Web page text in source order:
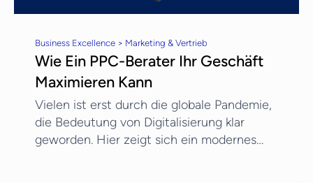
Business Excellence > Marketing & Vertrieb
Wie Ein PPC-Berater Ihr Geschäft
Maximieren Kann
Vielen ist erst durch die globale Pandemie,
die Bedeutung von Digitalisierung klar
geworden. Hier zeigt sich ein modernes